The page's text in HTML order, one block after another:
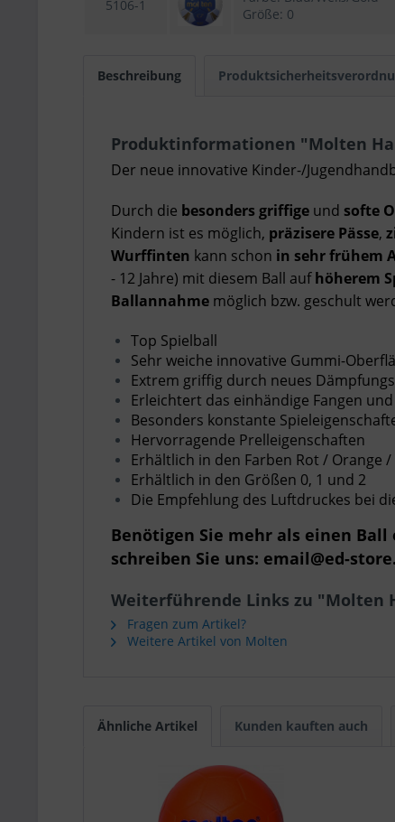
5106-1
Größe: 0
Beschreibung
Produktinformationen "Molten
Der neue innovative Kinder-/
Durch die besonders griffige und softe
Kindern ist es möglich, präzisere Pässe,
Wurffinten kann schon in sehr frühem
- 12 Jahre) mit diesem Ball aufhöherem
Ballannahme möglich bzw. geschult
Top Spielball
Sehr weiche innovative Gummi-
Extrem griffig durch neues
Erleichtert das einhändige Fangen
Besonders konstante
Hervorragende Prelleigenschaften
Erhältlich in den Farben Rot / Orange
Erhältlich in den Größen 0, 1 und 2
Die Empfehlung des Luftdruckes bei
Benötigen Sie mehr als einen
schreiben Sie uns: email@ed-
Weiterführende Links zu "Molten
Fragen zum Artikel?
Weitere Artikel von Molten
Ähnliche Artikel Kunden kauften auch